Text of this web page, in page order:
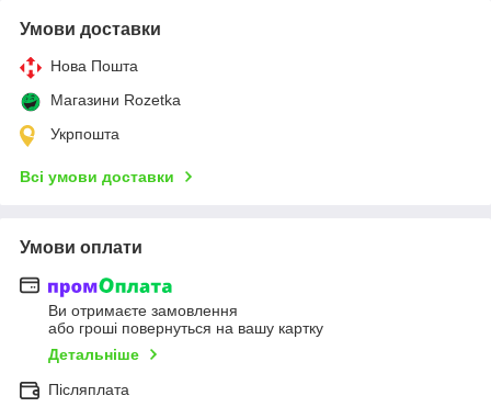
Умови доставки
Нова Пошта
Магазини Rozetka
Укрпошта
Всі умови доставки
Умови оплати
Ви отримаєте замовлення
або гроші повернуться на вашу картку
Детальніше
Післяплата